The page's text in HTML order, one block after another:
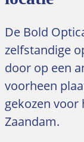
De Bold
zelfstandige
door op een
voorheen
gekozen voor
Zaandam.